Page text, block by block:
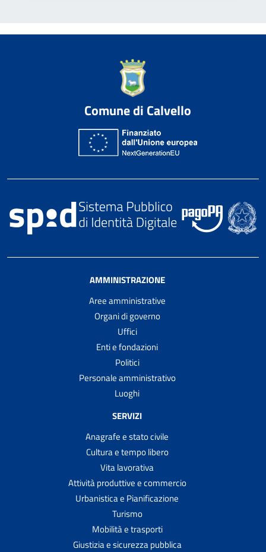
Comune di Calvello
AMMINISTRAZIONE
Aree amministrative
Organi di governo
Uffici
Enti e fondazioni
Politici
Personale amministrativo
Luoghi
SERVIZI
Anagrafe e stato civile
Cultura e tempo libero
Vita lavorativa
Attività produttive e commercio
Urbanistica e Pianificazione
Turismo
Mobilità e trasporti
Giustizia e sicurezza pubblica